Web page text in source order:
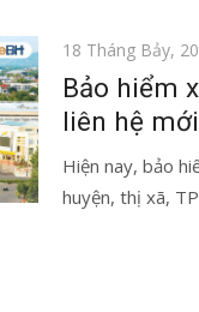
Đăng
vào
18 Tháng Bảy,
Bảo hiểm
liên hệ
Hiện nay, bảo
huyện, thị xã,